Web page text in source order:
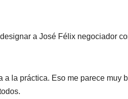
a José Félix negociador
la práctica. Eso me parece muy